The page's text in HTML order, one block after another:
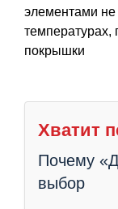
элементами не
температурах,
покрышки
Хватит
Почему
выбор